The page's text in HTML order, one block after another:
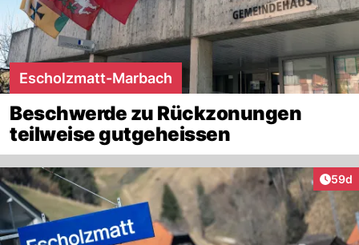
Escholzmatt-Marbach
Beschwerde zu Rückzonungen
teilweise gutgeheissen
59d